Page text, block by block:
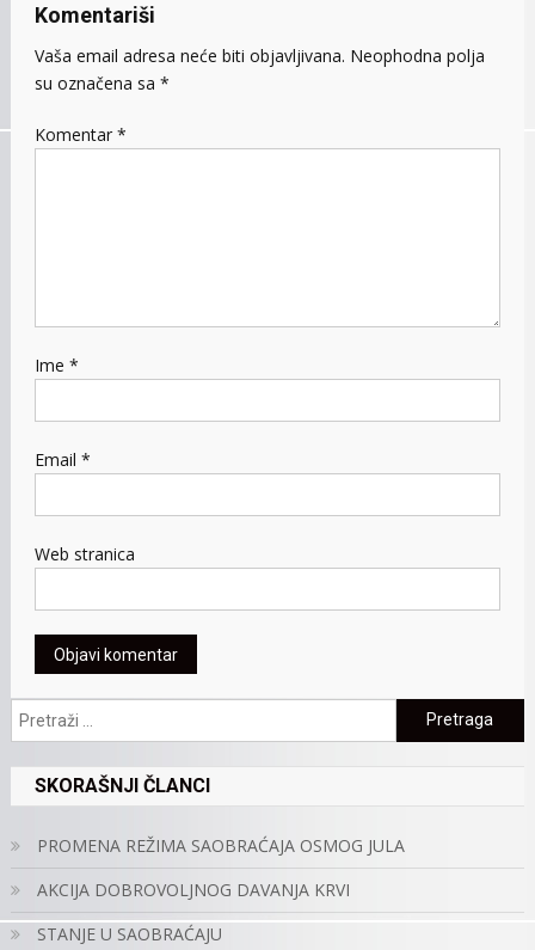
Komentariši
Vaša email adresa neće biti objavljivana. Neophodna polja
su označena sa *
Komentar *
Ime *
Email *
Web stranica
Pretraga:
SKORAŠNJI ČLANCI
PROMENA REŽIMA SAOBRAĆAJA OSMOG JULA
AKCIJA DOBROVOLJNOG DAVANJA KRVI
STANJE U SAOBRAĆAJU